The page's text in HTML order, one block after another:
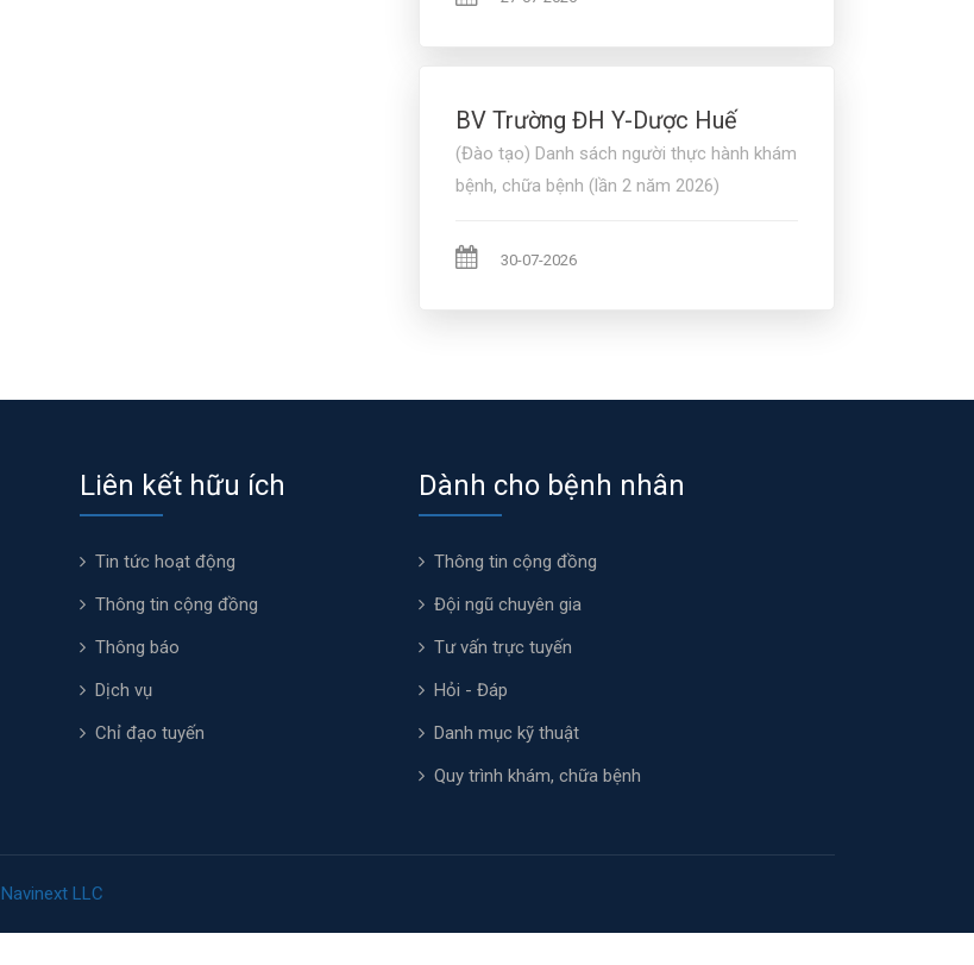
BV Trường ĐH Y-Dược Huế
(Đào tạo) Danh sách người thực hành khám
bệnh, chữa bệnh (lần 2 năm 2026)
30-07-2026
Liên kết hữu ích
Tin tức hoạt động
Thông tin cộng đồng
Thông báo
Dịch vụ
Chỉ đạo tuyến
Dành cho bệnh nhân
Thông tin cộng đồng
Đội ngũ chuyên gia
Tư vấn trực tuyến
Hỏi - Đáp
Danh mục kỹ thuật
Quy trình khám, chữa bệnh
Navinext LLC